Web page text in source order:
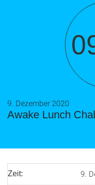
Awake Lunch
9. Dezember 2020
Zeit: 9.